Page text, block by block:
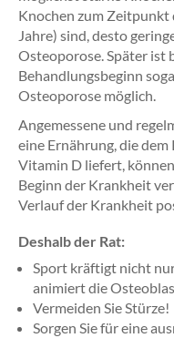
Knochen zum Zeitpunkt
Jahre) sind, desto
Osteoporose. Später ist
Behandlungsbeginn
Osteoporose möglich.
Angemessene und
eine Ernährung, die
Vitamin D liefert,
Beginn der Krankheit
Verlauf der Krankheit
Deshalb der Rat:
Sport kräftigt nicht
animiert die
Vermeiden Sie Stürze!
Sorgen Sie für eine